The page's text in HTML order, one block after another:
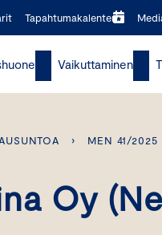
Tapahtumakalenteri
Vaikuttaminen
› MEN 41/2025
Oy